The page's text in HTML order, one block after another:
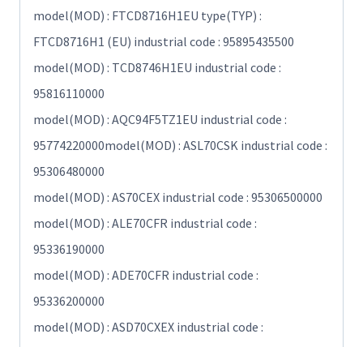
model(MOD) : FTCD8716H1EU type(TYP) :
FTCD8716H1 (EU) industrial code : 95895435500
model(MOD) : TCD8746H1EU industrial code :
95816110000
model(MOD) : AQC94F5TZ1EU industrial code :
95774220000model(MOD) : ASL70CSK industrial code :
95306480000
model(MOD) : AS70CEX industrial code : 95306500000
model(MOD) : ALE70CFR industrial code :
95336190000
model(MOD) : ADE70CFR industrial code :
95336200000
model(MOD) : ASD70CXEX industrial code :